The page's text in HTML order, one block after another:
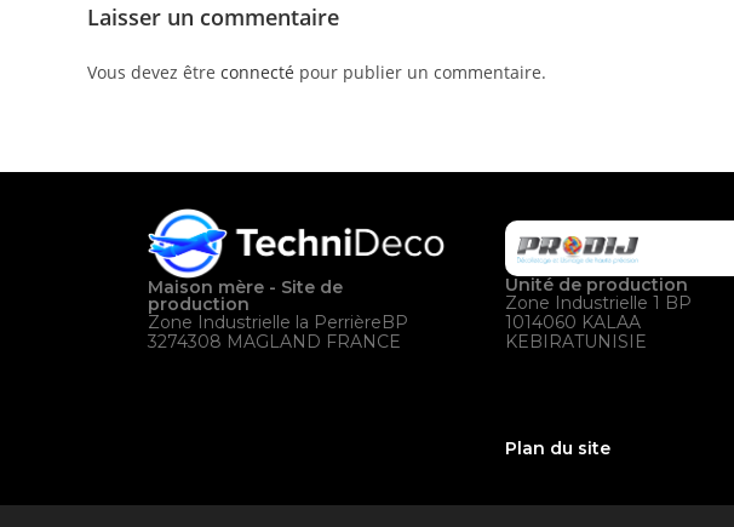
Laisser un commentaire
Vous devez être connecté pour publier un commentaire.
Maison mère - Site de
production
Zone Industrielle la PerrièreBP
3274308 MAGLAND FRANCE
Unité de production
Zone Industrielle 1 BP
1014060 KALAA
KEBIRATUNISIE
Plan du site